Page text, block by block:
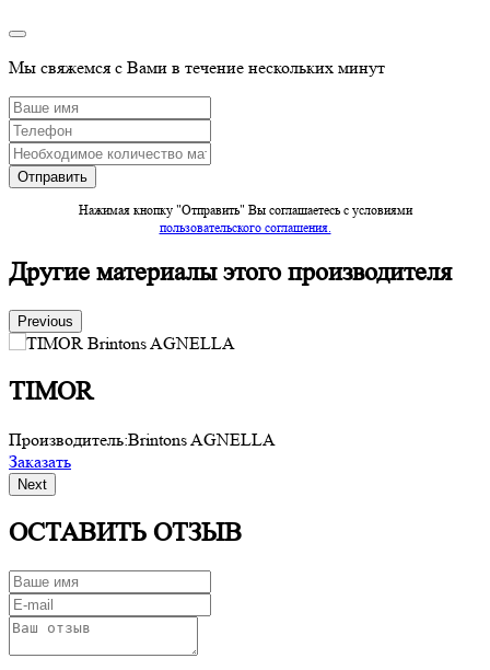
Мы свяжемся с Вами в течение нескольких минут
Нажимая кнопку "Отправить" Вы соглашаетесь c условиями
пользовательского соглашения.
Другие материалы этого производителя
Previous
TIMOR
Производитель:Brintons AGNELLA
Заказать
Next
ОСТАВИТЬ ОТЗЫВ